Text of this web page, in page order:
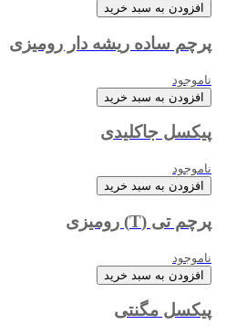
افزودن به سبد خرید
پرچم ساده ریشه دار رومیزی
ناموجود
افزودن به سبد خرید
پیکسل جاکلیدی
ناموجود
افزودن به سبد خرید
پرچم تی (T) رومیزی
ناموجود
افزودن به سبد خرید
پیکسل مگنتی